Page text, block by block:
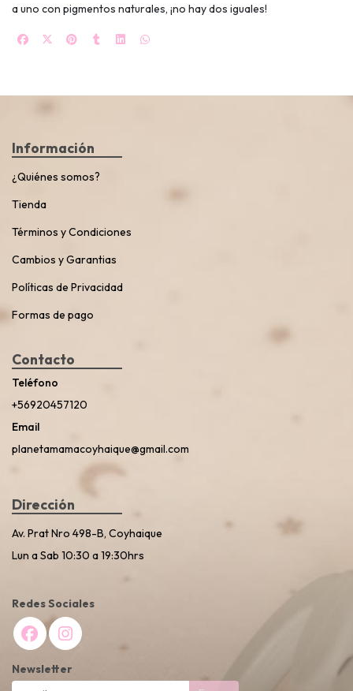
a uno con pigmentos naturales, ¡no hay dos iguales!
Información
¿Quiénes somos?
Tienda
Términos y Condiciones
Cambios y Garantias
Políticas de Privacidad
Formas de pago
Contacto
Teléfono
+56920457120
Email
planetamamacoyhaique@gmail.com
Dirección
Av. Prat Nro 498-B, Coyhaique
Lun a Sab 10:30 a 19:30hrs
Redes Sociales
Newsletter